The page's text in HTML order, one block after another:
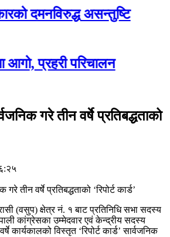
असन्तुष्टि
परिचालन
गरे तीन वर्षे प्रतिबद्धताको
(वसुप) क्षेत्र नं. १ बाट प्रतिनिधि सभा सदस्य
कांग्रेसका उम्मेदवार एवं केन्द्रीय सदस्य
कार्यकालको विस्तृत ‘रिपोर्ट कार्ड’ सार्वजनिक